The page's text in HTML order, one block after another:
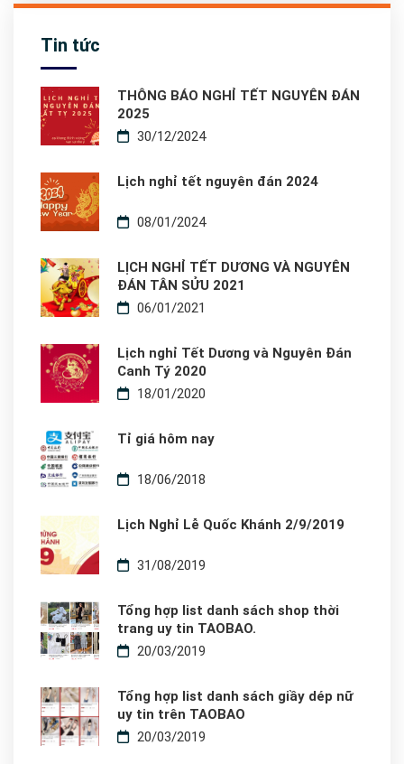
Tin tức
THÔNG BÁO NGHỈ TẾT NGUYÊN ĐÁN
2025
30/12/2024
Lịch nghỉ tết nguyên đán 2024
08/01/2024
LỊCH NGHỈ TẾT DƯƠNG VÀ NGUYÊN
ĐÁN TÂN SỬU 2021
06/01/2021
Lịch nghỉ Tết Dương và Nguyên Đán
Canh Tý 2020
18/01/2020
Tỉ giá hôm nay
18/06/2018
Lịch Nghỉ Lễ Quốc Khánh 2/9/2019
31/08/2019
Tổng hợp list danh sách shop thời
trang uy tin TAOBAO.
20/03/2019
Tổng hợp list danh sách giầy dép nữ
uy tin trên TAOBAO
20/03/2019